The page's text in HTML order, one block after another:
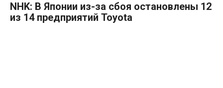
NHK: В Японии из-за сбоя остановлены 12
из 14 предприятий Toyota